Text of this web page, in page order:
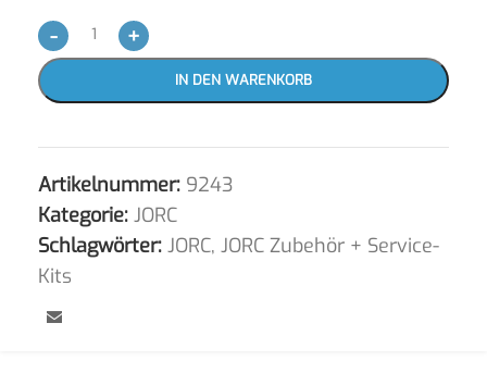
- +
IN DEN WARENKORB
Artikelnummer: 9243
Kategorie: JORC
Schlagwörter: JORC, JORC Zubehör + Service-
Kits